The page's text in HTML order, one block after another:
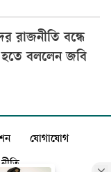
রাজনীতি বন্ধে
বললেন জবি
যোগাযোগ